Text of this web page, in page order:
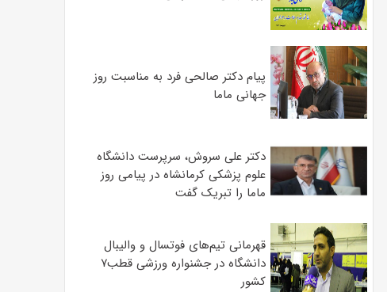
پیام دکتر صالحی فرد به مناسبت روز
جهانی ماما
دکتر علی سروش، سرپرست دانشگاه
علوم پزشکی کرمانشاه در پیامی روز
ماما را تبریک گفت
قهرمانی تیم‌های فوتسال و والیبال
دانشگاه در جشنواره ورزشی قطب۷
کشور